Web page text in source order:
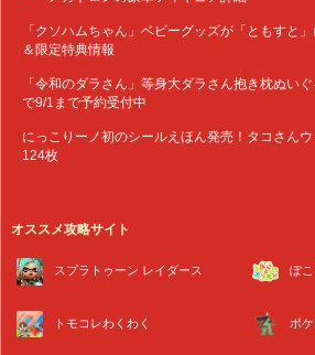
「クソハムちゃん」ベビーグッズが「ともすと
＆限定特典情報
「令和のダラさん」等身大ダラさん抱き枕ぬい
で9/1まで予約受付中
にっこりーノ初のシールえほん発売！タコさん
124枚
オススメ攻略サイト
スプラトゥーン レイダース ぽ
トモコレわくわく ポ